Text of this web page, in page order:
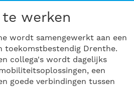
te werken
wordt samengewerkt aan een
toekomstbestendig Drenthe.
collega's wordt dagelijks
een
goede verbindingen tussen